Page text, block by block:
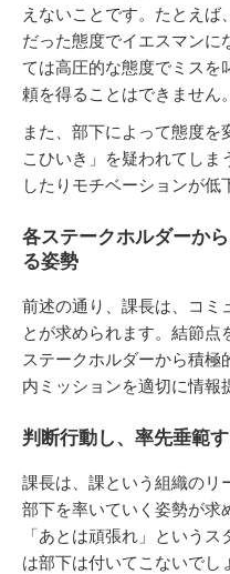
えないことです。たとえば
だった態度でイエスマンに
ては高圧的な態度でミスを
頼を得ることはできません。
また、部下によって態度を
こひいき」を疑われてしま
したりモチベーションが低
各ステークホルダーか
る姿勢
前述の通り、課長は、コミ
とが求められます。結節点
ステークホルダーから積極
内ミッションを適切に情報
判断行動し、率先垂範
課長は、課という組織のリ
部下を率いていく姿勢が求
「あとは頑張れ」という
は部下は付いてこないでし